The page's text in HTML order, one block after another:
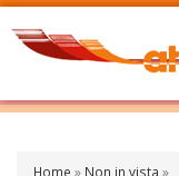
Home » Non in vista »